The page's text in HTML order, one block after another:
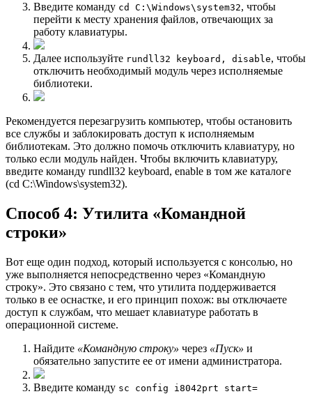
Введите команду cd C:\Windows\system32, чтобы
перейти к месту хранения файлов, отвечающих за
работу клавиатуры.
Далее используйте rundll32 keyboard, disable, чтобы
отключить необходимый модуль через исполняемые
библиотеки.
Рекомендуется перезагрузить компьютер, чтобы остановить
все службы и заблокировать доступ к исполняемым
библиотекам. Это должно помочь отключить клавиатуру, но
только если модуль найден. Чтобы включить клавиатуру,
введите команду rundll32 keyboard, enable в том же каталоге
(cd C:\Windows\system32).
Способ 4: Утилита «Командной
строки»
Вот еще один подход, который используется с консолью, но
уже выполняется непосредственно через «Командную
строку». Это связано с тем, что утилита поддерживается
только в ее оснастке, и его принцип похож: вы отключаете
доступ к службам, что мешает клавиатуре работать в
операционной системе.
Найдите «Командную строку» через «Пуск» и
обязательно запустите ее от имени администратора.
Введите команду sc config i8042prt start=